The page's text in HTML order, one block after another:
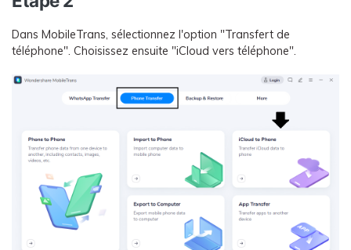
Dans MobileTrans, sélectionnez l'option "Transfert de
téléphone". Choisissez ensuite "iCloud vers téléphone".